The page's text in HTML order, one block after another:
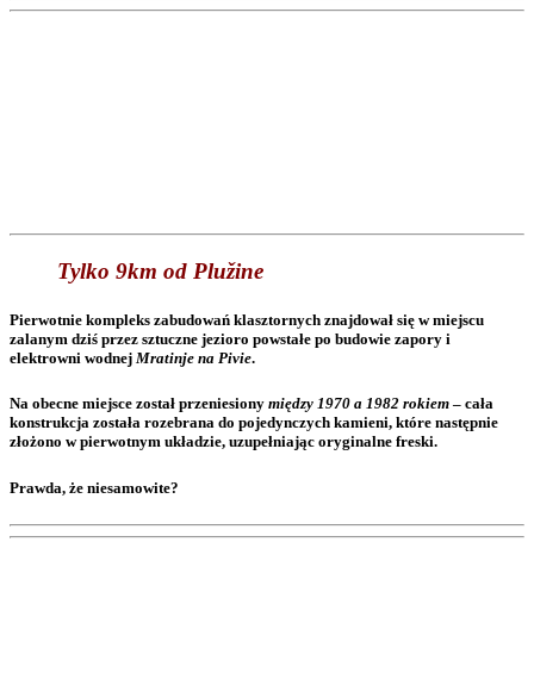
Tylko 9km od Plužine
Pierwotnie kompleks zabudowań klasztornych znajdował się w miejscu
zalanym dziś przez sztuczne jezioro powstałe po budowie zapory i
elektrowni wodnej Mratinje na Pivie.
Na obecne miejsce został przeniesiony między 1970 a 1982 rokiem – cała
konstrukcja została rozebrana do pojedynczych kamieni, które następnie
złożono w pierwotnym układzie, uzupełniając oryginalne freski.
Prawda, że niesamowite?